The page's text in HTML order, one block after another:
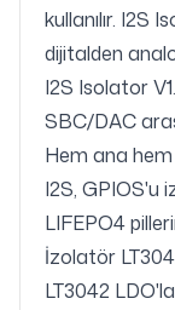
kullanılır. I2S
dijitalden
I2S Isolator
SBC/DAC
Hem ana hem
I2S, GPIOS'u
LIFEPO4
İzolatör
LT3042